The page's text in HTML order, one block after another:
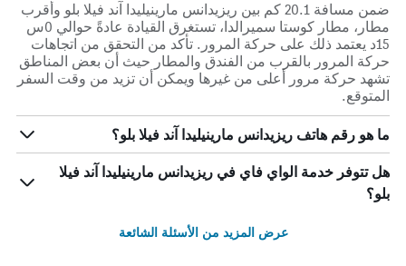
ضمن مسافة 20.1 كم بين ريزيدانس مارينيليدا آند فيلا بلو وأقرب
مطار، مطار كوستا سميرالدا، تستغرق القيادة عادةً حوالي 0س
15د يعتمد ذلك على حركة المرور. تأكد من التحقق من اتجاهات
حركة المرور بالقرب من الفندق والمطار حيث أن بعض المناطق
تشهد حركة مرور أعلى من غيرها ويمكن أن تزيد من وقت السفر
المتوقع.
ما هو رقم هاتف ريزيدانس مارينيليدا آند فيلا بلو؟
هل تتوفر خدمة الواي فاي في ريزيدانس مارينيليدا آند فيلا
بلو؟
عرض المزيد من الأسئلة الشائعة